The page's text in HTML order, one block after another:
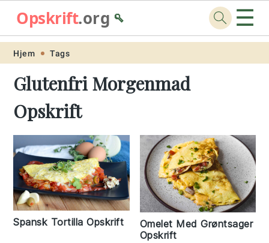
Skip
primary
navigation
Skip
main
content
Skip
primary
sidebar
Skip
footer
Opskrift.org🥄 ☰
Hjem Tags
Glutenfri Morgenmad
Opskrift
Spansk Tortilla Opskrift
Omelet Med Grøntsager
Opskrift